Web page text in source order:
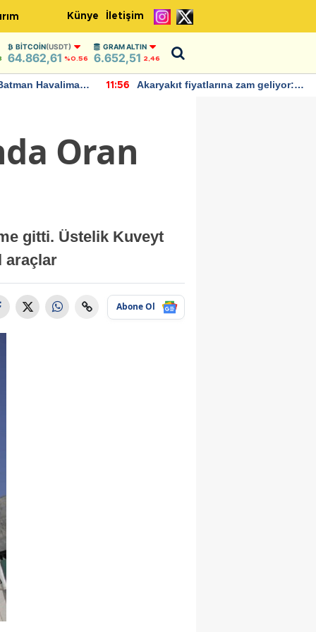
Künye İletişim
BITCOIN(USDT)
64.862,61 %0.56
GRAM ALTIN
6.652,51 2,46
Havalimanı
11:56
Akaryakıt fiyatlarına zam geliyor:
Oran
gitti. Üstelik Kuveyt
araçlar
Abone Ol